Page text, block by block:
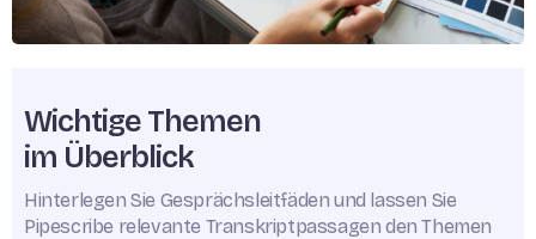
Wichtige Themen
im Überblick
Hinterlegen Sie Gesprächsleitfäden und lassen Sie
Pipescribe relevante Transkriptpassagen den Themen